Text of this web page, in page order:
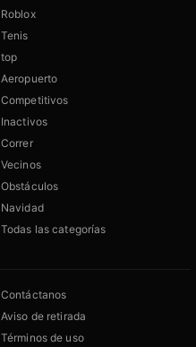
Roblox
Tenis
top
Aeropuerto
Competitivos
Inactivos
Correr
Vecinos
Obstáculos
Navidad
Todas las categorías
Contáctanos
Aviso de retirada
Términos de uso